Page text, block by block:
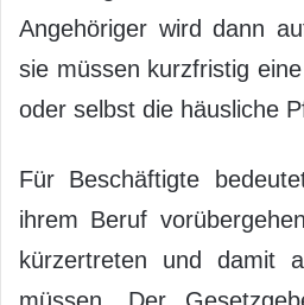
Angehöriger wird dann
sie müssen kurzfristig
oder selbst die häusliche
Für Beschäftigte
ihrem Beruf
kürzertreten und damit